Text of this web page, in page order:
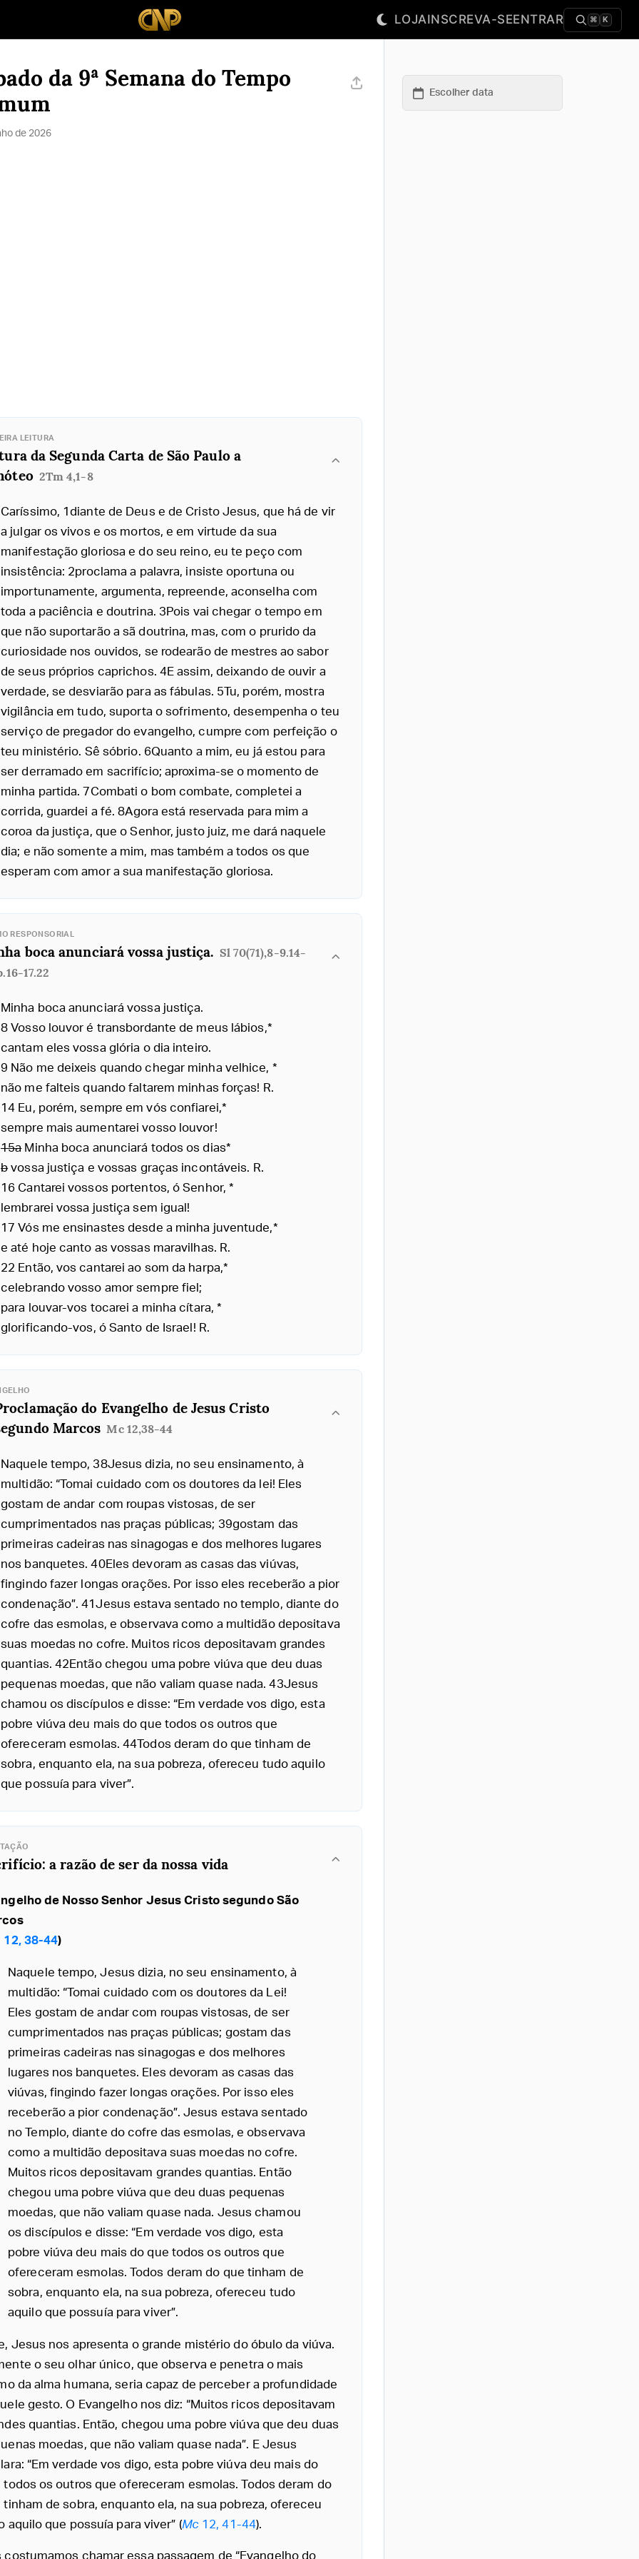
LOJAINSCREVA-SEENTRAR ⌘ K
da 9ª Semana do Tempo
de 2026
LEITURA
da Segunda Carta de São Paulo a
2Tm 4,1-8
Caríssimo, 1diante de Deus e de Cristo Jesus, que há de vir
a julgar os vivos e os mortos, e em virtude da sua
manifestação gloriosa e do seu reino, eu te peço com
insistência: 2proclama a palavra, insiste oportuna ou
importunamente, argumenta, repreende, aconselha com
toda a paciência e doutrina. 3Pois vai chegar o tempo em
que não suportarão a sã doutrina, mas, com o prurido da
curiosidade nos ouvidos, se rodearão de mestres ao sabor
de seus próprios caprichos. 4E assim, deixando de ouvir a
verdade, se desviarão para as fábulas. 5Tu, porém, mostra
vigilância em tudo, suporta o sofrimento, desempenha o teu
serviço de pregador do evangelho, cumpre com perfeição o
teu ministério. Sê sóbrio. 6Quanto a mim, eu já estou para
ser derramado em sacrifício; aproxima-se o momento de
minha partida. 7Combati o bom combate, completei a
corrida, guardei a fé. 8Agora está reservada para mim a
coroa da justiça, que o Senhor, justo juiz, me dará naquele
dia; e não somente a mim, mas também a todos os que
esperam com amor a sua manifestação gloriosa.
RESPONSORIAL
boca anunciará vossa justiça. Sl 70(71),8-9.14-
17.22
Minha boca anunciará vossa justiça.
8 Vosso louvor é transbordante de meus lábios,*
cantam eles vossa glória o dia inteiro.
9 Não me deixeis quando chegar minha velhice, *
não me falteis quando faltarem minhas forças! R.
14 Eu, porém, sempre em vós confiarei,*
sempre mais aumentarei vosso louvor!
15aMinha boca anunciará todos os dias*
bvossa justiça e vossas graças incontáveis. R.
16 Cantarei vossos portentos, ó Senhor, *
lembrarei vossa justiça sem igual!
17 Vós me ensinastes desde a minha juventude,*
e até hoje canto as vossas maravilhas. R.
22 Então, vos cantarei ao som da harpa,*
celebrando vosso amor sempre fiel;
para louvar-vos tocarei a minha cítara, *
glorificando-vos, ó Santo de Israel! R.
do Evangelho de Jesus Cristo
Marcos Mc 12,38-44
Naquele tempo, 38Jesus dizia, no seu ensinamento, à
multidão: “Tomai cuidado com os doutores da lei! Eles
gostam de andar com roupas vistosas, de ser
cumprimentados nas praças públicas; 39gostam das
primeiras cadeiras nas sinagogas e dos melhores lugares
nos banquetes. 40Eles devoram as casas das viúvas,
fingindo fazer longas orações. Por isso eles receberão a pior
condenação”. 41Jesus estava sentado no templo, diante do
cofre das esmolas, e observava como a multidão depositava
suas moedas no cofre. Muitos ricos depositavam grandes
quantias. 42Então chegou uma pobre viúva que deu duas
pequenas moedas, que não valiam quase nada. 43Jesus
chamou os discípulos e disse: “Em verdade vos digo, esta
pobre viúva deu mais do que todos os outros que
ofereceram esmolas. 44Todos deram do que tinham de
sobra, enquanto ela, na sua pobreza, ofereceu tudo aquilo
que possuía para viver”.
a razão de ser da nossa vida
de Nosso Senhor Jesus Cristo segundo São
12, 38-44)
Naquele tempo, Jesus dizia, no seu ensinamento, à
multidão: “Tomai cuidado com os doutores da Lei!
Eles gostam de andar com roupas vistosas, de ser
cumprimentados nas praças públicas; gostam das
primeiras cadeiras nas sinagogas e dos melhores
lugares nos banquetes. Eles devoram as casas das
viúvas, fingindo fazer longas orações. Por isso eles
receberão a pior condenação”. Jesus estava sentado
no Templo, diante do cofre das esmolas, e observava
como a multidão depositava suas moedas no cofre.
Muitos ricos depositavam grandes quantias. Então
chegou uma pobre viúva que deu duas pequenas
moedas, que não valiam quase nada. Jesus chamou
os discípulos e disse: “Em verdade vos digo, esta
pobre viúva deu mais do que todos os outros que
ofereceram esmolas. Todos deram do que tinham de
sobra, enquanto ela, na sua pobreza, ofereceu tudo
aquilo que possuía para viver”.
Jesus nos apresenta o grande mistério do óbulo da viúva.
o seu olhar único, que observa e penetra o mais
da alma humana, seria capaz de perceber a profundidade
gesto. O Evangelho nos diz: “Muitos ricos depositavam
quantias. Então, chegou uma pobre viúva que deu duas
moedas, que não valiam quase nada”. E Jesus
“Em verdade vos digo, esta pobre viúva deu mais do
todos os outros que ofereceram esmolas. Todos deram do
tinham de sobra, enquanto ela, na sua pobreza, ofereceu
aquilo que possuía para viver” (Mc12, 41-44).
costumamos chamar essa passagem de “Evangelho do
Escolher data